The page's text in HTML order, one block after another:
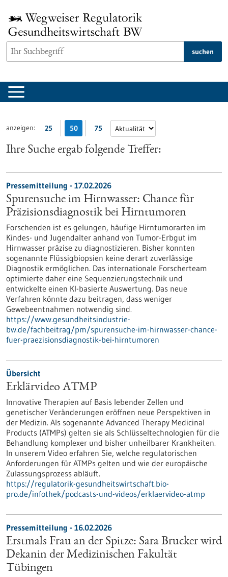
Inhalt
springen
suchen
anzeigen: 25 50 75
Ihre Suche ergab folgende Treffer:
Pressemitteilung - 17.02.2026
Spurensuche im Hirnwasser: Chance für
Präzisionsdiagnostik bei Hirntumoren
Forschenden ist es gelungen, häufige Hirntumorarten im
Kindes- und Jugendalter anhand von Tumor-Erbgut im
Hirnwasser präzise zu diagnostizieren. Bisher konnten
sogenannte Flüssigbiopsien keine derart zuverlässige
Diagnostik ermöglichen. Das internationale Forscherteam
optimierte daher eine Sequenzierungstechnik und
entwickelte einen KI-basierte Auswertung. Das neue
Verfahren könnte dazu beitragen, dass weniger
Gewebeentnahmen notwendig sind.
https://www.gesundheitsindustrie-
bw.de/fachbeitrag/pm/spurensuche-im-hirnwasser-chance-
fuer-praezisionsdiagnostik-bei-hirntumoren
Übersicht
Erklärvideo ATMP
Innovative Therapien auf Basis lebender Zellen und
genetischer Veränderungen eröffnen neue Perspektiven in
der Medizin. Als sogenannte Advanced Therapy Medicinal
Products (ATMPs) gelten sie als Schlüsseltechnologien für die
Behandlung komplexer und bisher unheilbarer Krankheiten.
In unserem Video erfahren Sie, welche regulatorischen
Anforderungen für ATMPs gelten und wie der europäische
Zulassungsprozess abläuft.
https://regulatorik-gesundheitswirtschaft.bio-
pro.de/infothek/podcasts-und-videos/erklaervideo-atmp
Pressemitteilung - 16.02.2026
Erstmals Frau an der Spitze: Sara Brucker wird
Dekanin der Medizinischen Fakultät
Tübingen